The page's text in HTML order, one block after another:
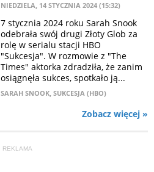
NIEDZIELA, 14 STYCZNIA 2024 (15:32)
7 stycznia 2024 roku Sarah Snook
odebrała swój drugi Złoty Glob za
rolę w serialu stacji HBO
"Sukcesja". W rozmowie z "The
Times" aktorka zdradziła, że zanim
osiągnęła sukces, spotkało ją...
SARAH SNOOK, SUKCESJA (HBO)
Zobacz więcej »
REKLAMA